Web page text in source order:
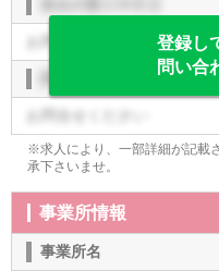
お問合せください
登録し
問い合
※求人により、一部詳細が記載
承下さいませ。
事業所情報
事業所名